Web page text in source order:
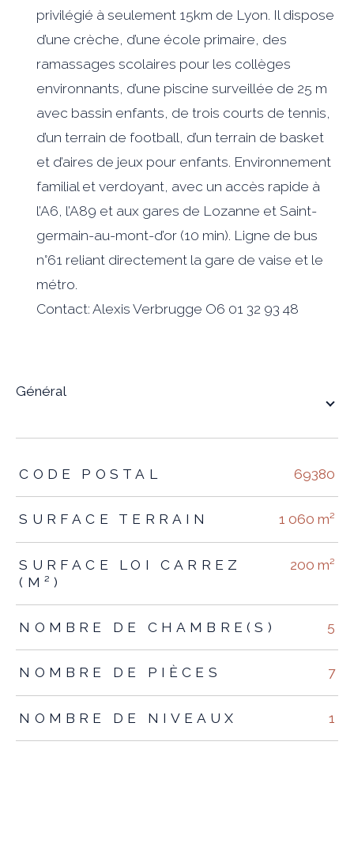
privilégié à seulement 15km de Lyon. Il dispose
d’une crèche, d’une école primaire, des
ramassages scolaires pour les collèges
environnants, d’une piscine surveillée de 25 m
avec bassin enfants, de trois courts de tennis,
d’un terrain de football, d’un terrain de basket
et d’aires de jeux pour enfants. Environnement
familial et verdoyant, avec un accès rapide à
l’A6, l’A89 et aux gares de Lozanne et Saint-
germain-au-mont-d’or (10 min). Ligne de bus
n°61 reliant directement la gare de vaise et le
métro.
Contact: Alexis Verbrugge O6 01 32 93 48
général
TRAD_ZEPHYR_Caracteristique TRAD_ZEPHYR_Valeurs
CODE POSTAL 69380
SURFACE TERRAIN 1 060 m²
SURFACE LOI CARREZ
(M²)
200 m²
NOMBRE DE CHAMBRE(S) 5
NOMBRE DE PIÈCES 7
NOMBRE DE NIVEAUX 1